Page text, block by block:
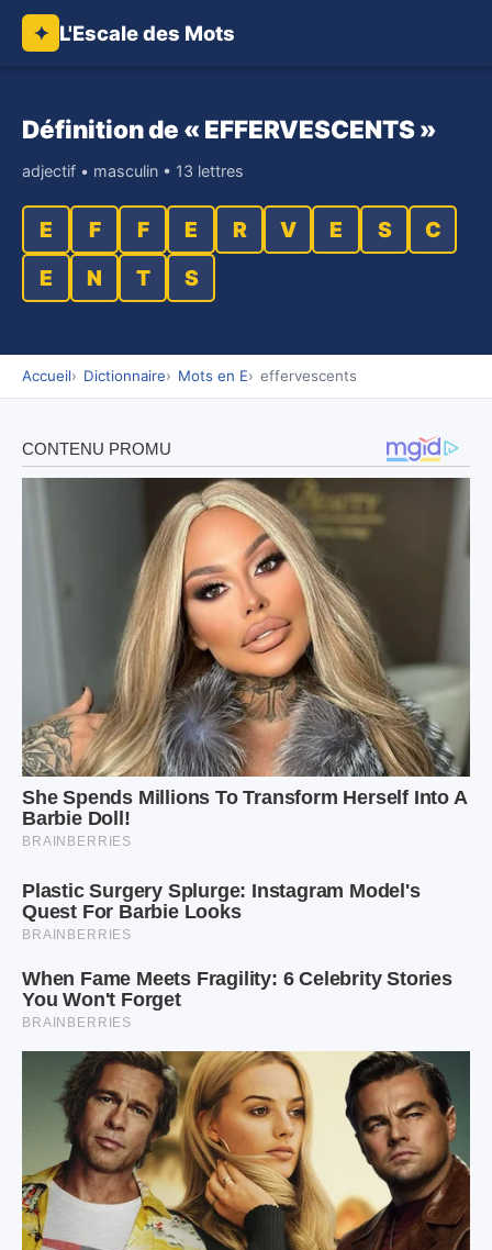
✦ L'Escale des Mots
Définition de « EFFERVESCENTS »
adjectif • masculin • 13 lettres
E F F E R V E S
C
E
N T S
Accueil Dictionnaire Mots en E effervescents